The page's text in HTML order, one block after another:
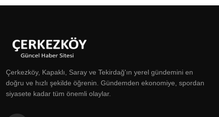
Çerkezköy, Kapaklı, Saray ve Tekirdağ'ın yerel gündemini en
doğru ve hızlı şekilde öğrenin. Gündemden ekonomiye, spordan
siyasete kadar tüm önemli olaylar.